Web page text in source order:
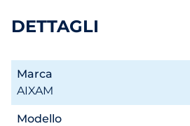
DETTAGLI
Marca
AIXAM
Modello